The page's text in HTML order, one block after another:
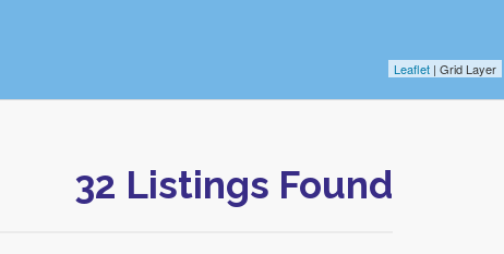
Leaflet | Grid Layer
32 Listings Found